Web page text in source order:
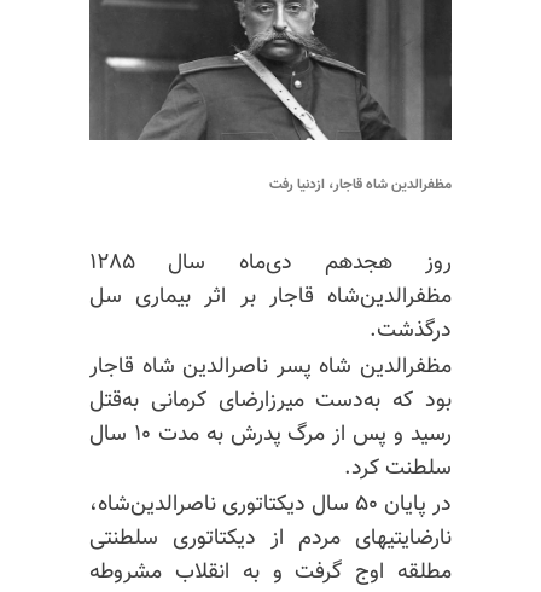
مظفرالدین شاه قاجار، ازدنیا رفت
روز هجدهم دی‌ماه سال ۱۲۸۵
مظفرالدین‌شاه قاجار بر اثر بیماری سل
درگذشت.
مظفرالدین شاه پسر ناصرالدین شاه قاجار
بود که به‌دست میرزارضای کرمانی به‌قتل
رسید و پس از مرگ پدرش به مدت ۱۰ سال
سلطنت کرد.
در پایان ۵۰ سال دیکتاتوری ناصرالدین‌شاه،
نارضایتیهای مردم از دیکتاتوری سلطنتی
مطلقه اوج گرفت و به انقلاب مشروطه